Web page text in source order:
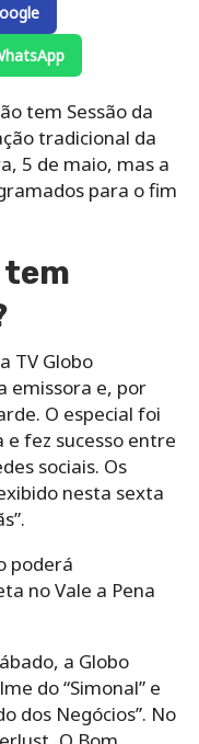
tem Sessão da
tradicional da
5 de maio, mas a
para o fim
tem
TV Globo
emissora e, por
O especial foi
fez sucesso entre
sociais. Os
nesta sexta
poderá
no Vale a Pena
a Globo
do “Simonal” e
dos Negócios”. No